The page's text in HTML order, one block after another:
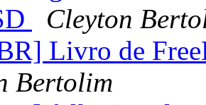
Cleyton
Livro de
Bertolim